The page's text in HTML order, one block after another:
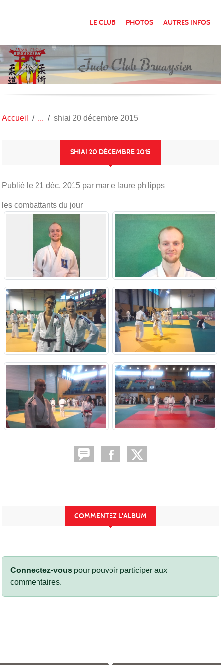
LE CLUB PHOTOS AUTRES INFOS
Accueil shiai 20 décembre 2015
SHIAI 20 DÉCEMBRE 2015
Publié le 21 déc. 2015 par marie laure philipps
les combattants du jour
COMMENTEZ L'ALBUM
Connectez-vous pour pouvoir participer aux
commentaires.